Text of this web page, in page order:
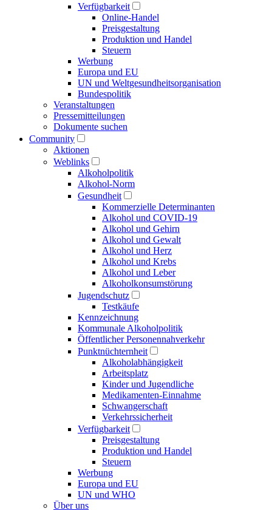
Verfügbarkeit
Online-Handel
Preisgestaltung
Produktion und Handel
Steuern
Werbung
Europa und EU
UN und Welt­gesundheits­organisation
Bundespolitik
Veranstaltungen
Presse­mitteilungen
Dokumente suchen
Community
Aktionen
Weblinks
Alkoholpolitik
Alkohol-Norm
Gesundheit
Kommerzielle Determinanten
Alkohol und COVID-19
Alkohol und Gehirn
Alkohol und Gewalt
Alkohol und Herz
Alkohol und Krebs
Alkohol und Leber
Alkoholkonsumstörung
Jugendschutz
Testkäufe
Kennzeichnung
Kommunale Alkoholpolitik
Öffentlicher Personennahverkehr
Punktnüchternheit
Alkoholabhängigkeit
Arbeitsplatz
Kinder und Jugendliche
Medikamenten-Einnahme
Schwangerschaft
Verkehrssicherheit
Verfügbarkeit
Preisgestaltung
Produktion und Handel
Steuern
Werbung
Europa und EU
UN und WHO
Über uns